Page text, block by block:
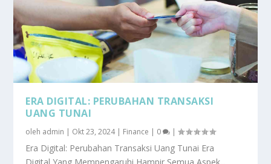
ERA DIGITAL: PERUBAHAN TRANSAKSI
UANG TUNAI
oleh admin | Okt 23, 2024| Finance | 0 |
Era Digital: Perubahan Transaksi Uang Tunai Era